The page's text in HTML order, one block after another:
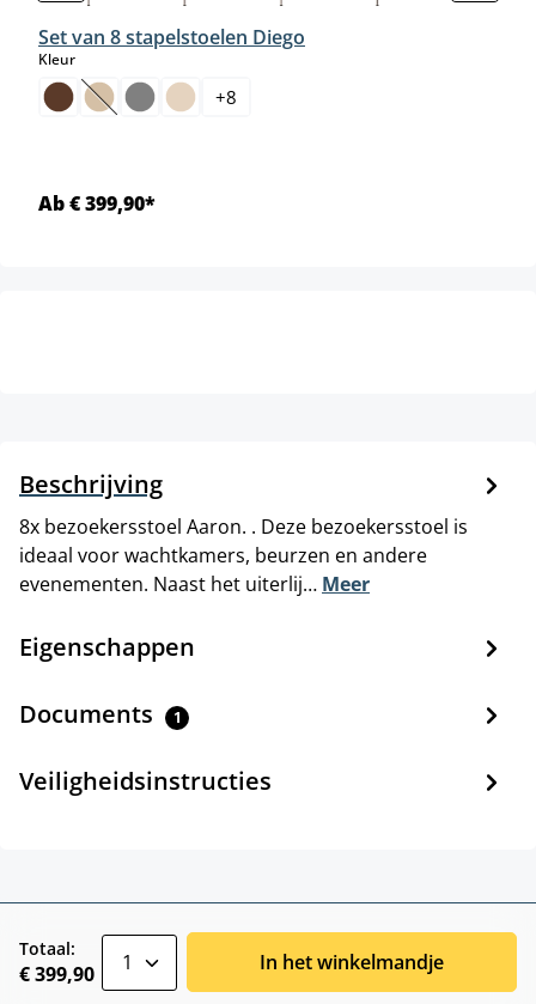
Set van 8 stapelstoelen Diego
Kleurselect
(Deze optie is momenteel niet beschikbaar.)
+8
Ab € 399,90*
Beschrijving
8x bezoekersstoel Aaron. . Deze bezoekersstoel is
ideaal voor wachtkamers, beurzen en andere
evenementen. Naast het uiterlij… Meer
Eigenschappen
Documents 1
Veiligheidsinstructies
Totaal:
€ 399,90 In het winkelmandje